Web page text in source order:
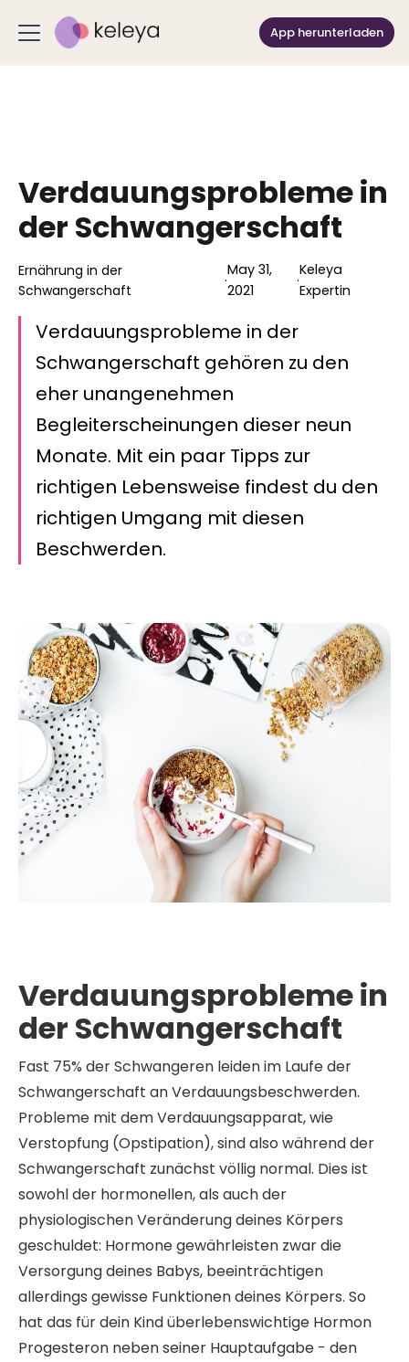
App herunterladen
Verdauungsprobleme in
der Schwangerschaft
Ernährung in der
Schwangerschaft
·
May 31,
2021
·
Keleya
Expertin
Verdauungsprobleme in der
Schwangerschaft gehören zu den
eher unangenehmen
Begleiterscheinungen dieser neun
Monate. Mit ein paar Tipps zur
richtigen Lebensweise findest du den
richtigen Umgang mit diesen
Beschwerden.
Verdauungsprobleme in
der Schwangerschaft
Fast 75% der Schwangeren leiden im Laufe der
Schwangerschaft an Verdauungsbeschwerden.
Probleme mit dem Verdauungsapparat, wie
Verstopfung (Opstipation), sind also während der
Schwangerschaft zunächst völlig normal. Dies ist
sowohl der hormonellen, als auch der
physiologischen Veränderung deines Körpers
geschuldet: Hormone gewährleisten zwar die
Versorgung deines Babys, beeinträchtigen
allerdings gewisse Funktionen deines Körpers. So
hat das für dein Kind überlebenswichtige Hormon
Progesteron neben seiner Hauptaufgabe - den